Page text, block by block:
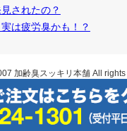
されたの？
は疲労臭かも！？
加齢臭スッキリ本舗All rights